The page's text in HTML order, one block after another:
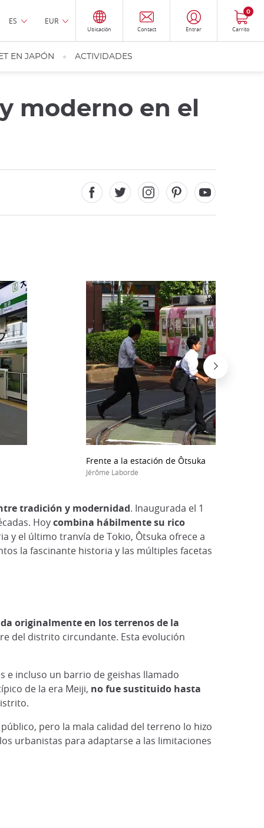
ES EUR
Ubicación Contact Entrar Carrito
0
EN JAPÓN ACTIVIDADES
moderno en el
Frente a la estación de Ôtsuka
Jérôme Laborde
tradición y modernidad. Inaugurada el 1
Hoycombina hábilmente su rico
y el último tranvía de Tokio, Ôtsuka ofrece a
la fascinante historia y las múltiples facetas
originalmente en los terrenos de la
del distrito circundante. Esta evolución
e incluso un barrio de geishas llamado
de la era Meiji, no fue sustituido hasta
pero la mala calidad del terreno lo hizo
urbanistas para adaptarse a las limitaciones